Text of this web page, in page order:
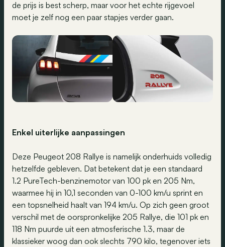
de prijs is best scherp, maar voor het echte rijgevoel
moet je zelf nog een paar stapjes verder gaan.
Enkel uiterlijke aanpassingen
Deze Peugeot 208 Rallye is namelijk onderhuids volledig
hetzelfde gebleven. Dat betekent dat je een standaard
1.2 PureTech-benzinemotor van 100 pk en 205 Nm,
waarmee hij in 10,1 seconden van 0-100 km/u sprint en
een topsnelheid haalt van 194 km/u. Op zich geen groot
verschil met de oorspronkelijke 205 Rallye, die 101 pk en
118 Nm puurde uit een atmosferische 1.3, maar de
klassieker woog dan ook slechts 790 kilo, tegenover iets